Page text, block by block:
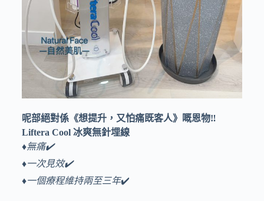
呢部絕對係《想提升，又怕痛既客人》嘅恩物‼️
Liftera Cool 冰爽無針埋線
♦️無痛✔️
♦️一次見效✔️
♦️一個療程維持兩至三年✔️